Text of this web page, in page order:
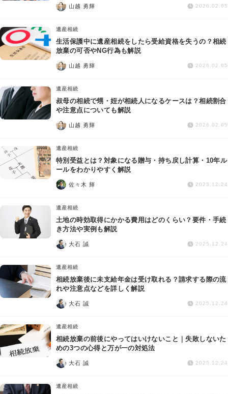
債権回収
IT・ネット
資金調達
企業法務
山越 勇輝 2026.02.05
遺産相続
生活保護中に遺産相続をしたら受給資格を失うの？相続
放棄の可否やNG行為も解説
山越 勇輝 2026.02.05
遺産相続
叔母の相続で甥・姪が相続人になるケースは？相続割合
や注意点についても解説
山越 勇輝 2026.02.05
遺産相続
特別受益とは？対象になる贈与・持ち戻し計算・10年ル
ールをわかりやすく解説
佐々木 輝 2025.12.24
遺産相続
土地の時効取得にかかる費用はどのくらい？要件・手続
き方法や実例も解説
大石 誠 2025.12.24
遺産相続
相続放棄後に未支給年金は受け取れる？請求する際の流
れや注意点などを詳しく解説
大石 誠 2025.12.24
遺産相続
相続放棄の前後にやってはいけないこと｜失敗しないた
めの3つの心得と万が一の対処法
大石 誠 2025.12.24
遺産相続